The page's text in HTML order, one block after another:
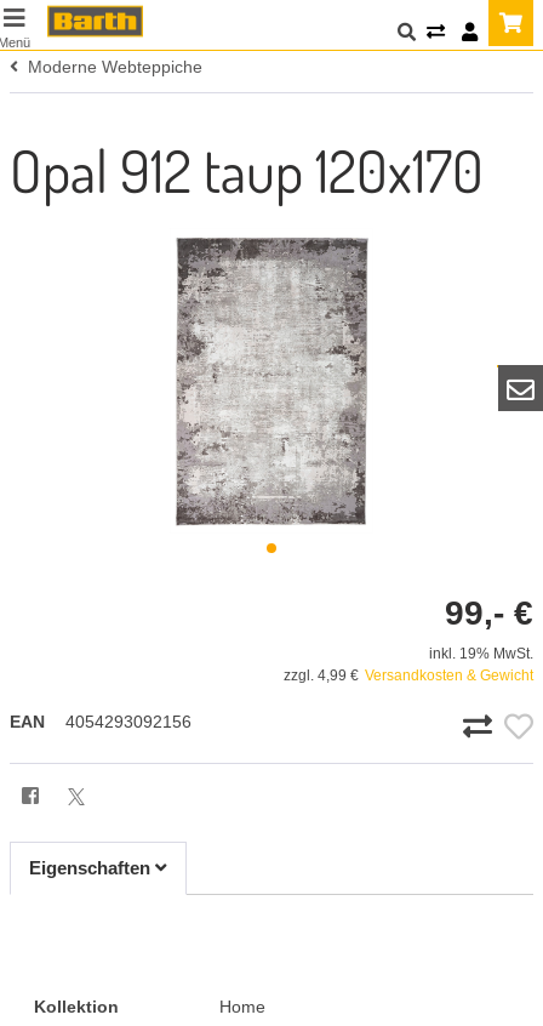
Moderne Webteppiche
Opal 912 taup 120x170
99,- €
inkl. 19% MwSt.
zzgl. 4,99 € Versandkosten & Gewicht
EAN 4054293092156
Eigenschaften
Kollektion Home